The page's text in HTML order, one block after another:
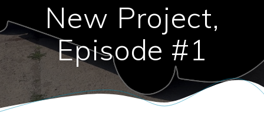
New Project,
Episode #1